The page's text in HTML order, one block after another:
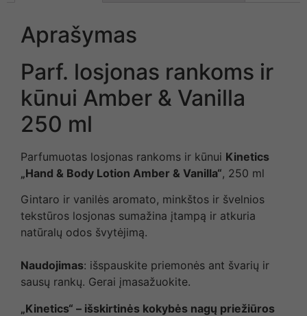
Aprašymas
Parf. losjonas rankoms ir
kūnui Amber & Vanilla
250 ml
Parfumuotas losjonas rankoms ir kūnui Kinetics
„Hand & Body Lotion Amber & Vanilla“, 250 ml
Gintaro ir vanilės aromato, minkštos ir švelnios
tekstūros losjonas sumažina įtampą ir atkuria
natūralų odos švytėjimą.
Naudojimas: išspauskite priemonės ant švarių ir
sausų rankų. Gerai įmasažuokite.
„Kinetics“ – išskirtinės kokybės nagų priežiūros